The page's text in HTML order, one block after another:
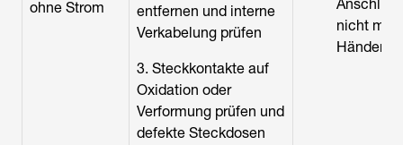
ohne Strom
entfernen und interne
Verkabelung prüfen
3. Steckkontakte auf
Oxidation oder
Verformung prüfen und
defekte Steckdosen
nicht mit
Händen